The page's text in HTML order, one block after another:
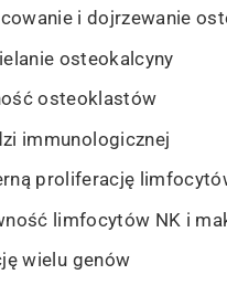
i dojrzewanie
osteokalcyny
osteoklastów
immunologicznej
proliferację
limfocytów NK i
wielu genów